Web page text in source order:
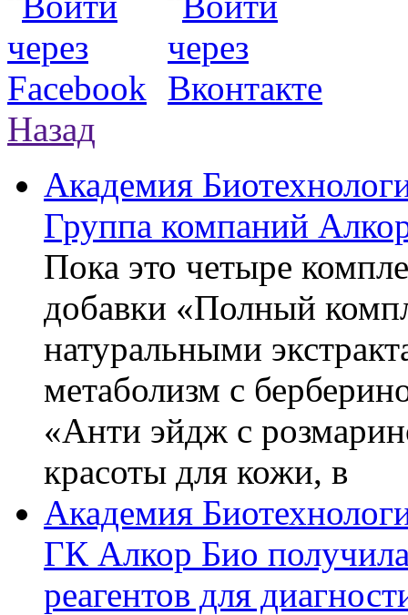
Назад
Академия
Группа компаний
Пока это четыре
добавки «Полный
натуральными
метаболизм с
«Анти эйдж с
красоты для кожи, в
Академия
ГК Алкор Био
реагентов для